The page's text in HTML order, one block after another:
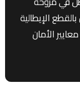
الإيطالية
الأمان